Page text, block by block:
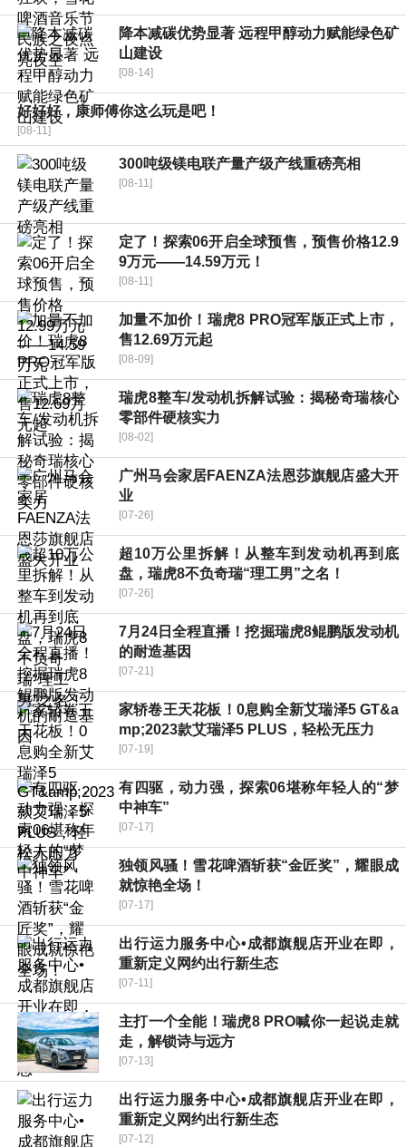
降本减碳优势显著 远程甲醇动力赋能绿色矿
山建设
[08-14]
好好好，康师傅你这么玩是吧！
[08-11]
300吨级镁电联产量产级产线重磅亮相
[08-11]
定了！探索06开启全球预售，预售价格12.9
9万元——14.59万元！
[08-11]
加量不加价！瑞虎8 PRO冠军版正式上市，
售12.69万元起
[08-09]
瑞虎8整车/发动机拆解试验：揭秘奇瑞核心
零部件硬核实力
[08-02]
广州马会家居FAENZA法恩莎旗舰店盛大开
业
[07-26]
超10万公里拆解！从整车到发动机再到底
盘，瑞虎8不负奇瑞“理工男”之名！
[07-26]
7月24日全程直播！挖掘瑞虎8鲲鹏版发动机
的耐造基因
[07-21]
家轿卷王天花板！0息购全新艾瑞泽5 GT&a
mp;2023款艾瑞泽5 PLUS，轻松无压力
[07-19]
有四驱，动力强，探索06堪称年轻人的“梦
中神车”
[07-17]
独领风骚！雪花啤酒斩获“金匠奖”，耀眼成
就惊艳全场！
[07-17]
出行运力服务中心•成都旗舰店开业在即，
重新定义网约出行新生态
[07-11]
主打一个全能！瑞虎8 PRO喊你一起说走就
走，解锁诗与远方
[07-13]
出行运力服务中心•成都旗舰店开业在即，
重新定义网约出行新生态
[07-12]